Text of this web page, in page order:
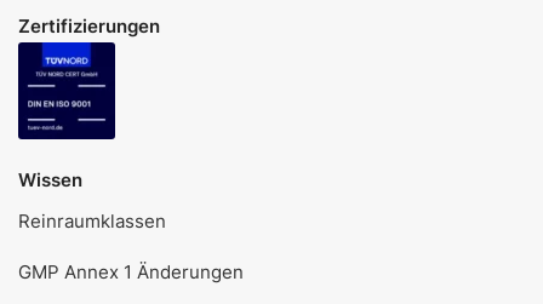
Zertifizierungen
Wissen
Reinraumklassen
GMP Annex 1 Änderungen